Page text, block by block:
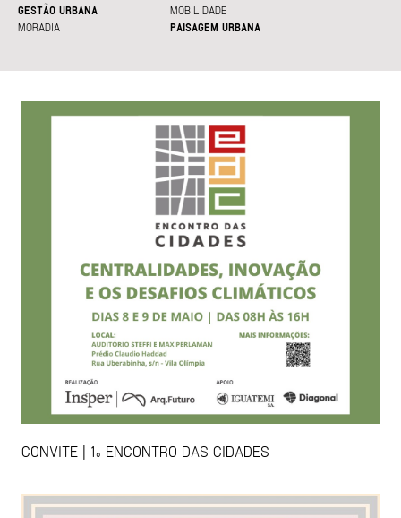
GESTÃO URBANA
MOBILIDADE
MORADIA
PAISAGEM URBANA
CONVITE | 1º ENCONTRO DAS CIDADES